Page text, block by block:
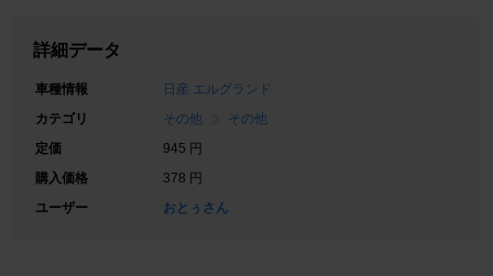
詳細データ
車種情報
日産 エルグランド
カテゴリ
その他
その他
定価
945 円
購入価格
378 円
ユーザー
おとぅさん